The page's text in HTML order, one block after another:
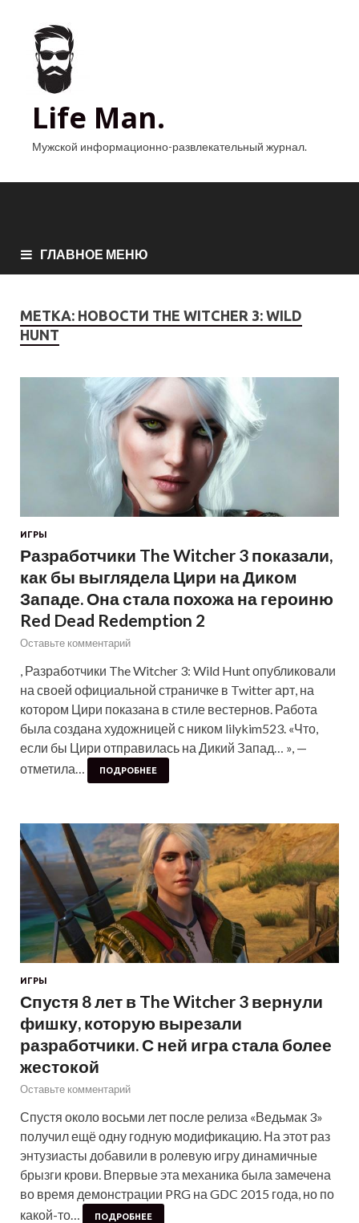
Life Man.
Мужской информационно-развлекательный журнал.
ГЛАВНОЕ МЕНЮ
МЕТКА: НОВОСТИ THE WITCHER 3: WILD
HUNT
ИГРЫ
Разработчики The Witcher 3 показали,
как бы выглядела Цири на Диком
Западе. Она стала похожа на героиню
Red Dead Redemption 2
Оставьте комментарий
, Разработчики The Witcher 3: Wild Hunt опубликовали
на своей официальной страничке в Twitter арт, на
котором Цири показана в стиле вестернов. Работа
была создана художницей с ником lilykim523. «Что,
если бы Цири отправилась на Дикий Запад… », —
отметила…
ПОДРОБНЕЕ
ИГРЫ
Спустя 8 лет в The Witcher 3 вернули
фишку, которую вырезали
разработчики. С ней игра стала более
жестокой
Оставьте комментарий
Спустя около восьми лет после релиза «Ведьмак 3»
получил ещё одну годную модификацию. На этот раз
энтузиасты добавили в ролевую игру динамичные
брызги крови. Впервые эта механика была замечена
во время демонстрации PRG на GDC 2015 года, но по
какой-то…
ПОДРОБНЕЕ